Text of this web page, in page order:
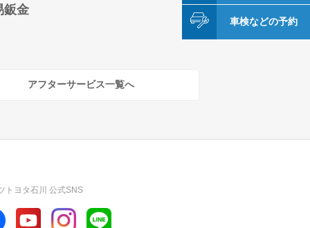
車検などの予約
鈑金
アフターサービス一覧へ
トヨタ石川 公式SNS